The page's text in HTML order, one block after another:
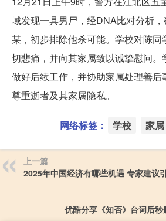
域发现一具男尸，经DNA比对分析
某，初步排除他杀可能。学校对陈同
切悲痛，并向其家属致以诚挚慰问
做好后续工作，并协助家属处理善
尊重逝者及其家属隐私。
网络标签： 学校 家属
上一篇
2025年中国经济有哪些机遇 专家建议
优酷分享《知否》台词后